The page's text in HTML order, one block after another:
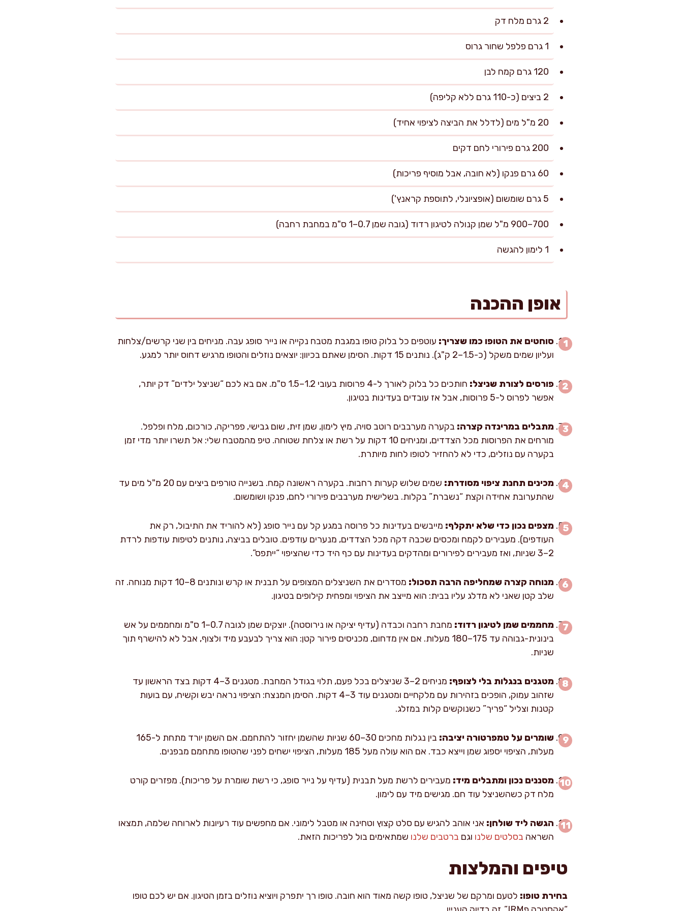
2 גרם מלח דק
1 גרם פלפל שחור גרוס
120 גרם קמח לבן
2 ביצים (כ-110 גרם ללא קליפה)
20 מ"ל מים (לדלל את הביצה לציפוי אחיד)
200 גרם פירורי לחם דקים
60 גרם פנקו (לא חובה, אבל מוסיף פריכות)
5 גרם שומשום (אופציונלי, לתוספת קראנץ')
700–900 מ"ל שמן קנולה לטיגון רדוד (גובה שמן 0.7–1 ס"מ במחבת רחבה)
1 לימון להגשה
אופן ההכנה
סוחטים את הטופו כמו שצריך: עוטפים כל בלוק טופו במגבת מטבח נקייה או נייר סופג עבה. מניחים בין שני קרשים/צלחות
ועליון שמים משקל (כ-1.5–2 ק"ג). נותנים 15 דקות. הסימן שאתם בכיוון: יוצאים נוזלים והטופו מרגיש דחוס יותר למגע.
פורסים לצורת שניצל:
חותכים כל בלוק לאורך ל-4 פרוסות בעובי 1.2–1.5 ס"מ. אם בא לכם “שניצל ילדים” דק יותר,
אפשר לפרוס ל-5 פרוסות, אבל אז עובדים בעדינות בטיגון.
מתבלים במרינדה קצרה: בקערה מערבבים רוטב סויה, מיץ לימון, שמן זית, שום גבישי, פפריקה, כורכום, מלח ופלפל.
מורחים את הפרוסות מכל הצדדים, ומניחים 10 דקות על רשת או צלחת שטוחה. טיפ מהמטבח שלי: אל תשרו יותר מדי זמן
בקערה עם נוזלים, כדי לא להחזיר לטופו לחות מיותרת.
מכינים תחנת ציפוי מסודרת:
שמים שלוש קערות רחבות. בקערה ראשונה קמח. בשנייה טורפים ביצים עם 20 מ"ל מים עד
שהתערובת אחידה וקצת “נשברת” בקלות. בשלישית מערבבים פירורי לחם, פנקו ושומשום.
מצפים נכון כדי שלא יתקלף: מייבשים בעדינות כל פרוסה במגע קל עם נייר סופג (לא להוריד את התיבול, רק את
העודפים). מעבירים לקמח ומכסים שכבה דקה מכל הצדדים, מנערים עודפים. טובלים בביצה, נותנים לטיפות עודפות לרדת
2–3 שניות, ואז מעבירים לפירורים ומהדקים בעדינות עם כף היד כדי שהציפוי “ייתפס”.
מנוחה קצרה שמחליפה הרבה תסכול:
מסדרים את השניצלים המצופים על תבנית או קרש ונותנים 8–10 דקות מנוחה. זה
שלב קטן שאני לא מדלג עליו בבית: הוא מייצב את הציפוי ומפחית קילופים בטיגון.
מחממים שמן לטיגון רדוד:
מחבת רחבה וכבדה (עדיף יציקה או נירוסטה). יוצקים שמן לגובה 0.7–1 ס"מ ומחממים על אש
בינונית-גבוהה עד 175–180 מעלות. אם אין מדחום, מכניסים פירור קטן: הוא צריך לבעבע מיד ולצוף, אבל לא להישרף תוך
שניות.
מטגנים בנגלות בלי לצופף:
מניחים 2–3 שניצלים בכל פעם, תלוי בגודל המחבת. מטגנים 3–4 דקות בצד הראשון עד
שזהוב עמוק, הופכים בזהירות עם מלקחיים ומטגנים עוד 3–4 דקות. הסימן המנצח: הציפוי נראה יבש וקשיח, עם בועות
קטנות וצליל “פריך” כשנוקשים קלות במזלג.
שומרים על טמפרטורה יציבה:
בין נגלות מחכים 30–60 שניות שהשמן יחזור להתחמם. אם השמן יורד מתחת ל-165
מעלות, הציפוי יספוג שמן וייצא כבד. אם הוא עולה מעל 185 מעלות, הציפוי ישחים לפני שהטופו מתחמם מבפנים.
מסננים נכון ומתבלים מיד: מעבירים לרשת מעל תבנית (עדיף על נייר סופג, כי רשת שומרת על פריכות). מפזרים קורט
מלח דק כשהשניצל עוד חם. מגישים מיד עם לימון.
הגשה ליד שולחן: אני אוהב להגיש עם סלט קצוץ וטחינה או מטבל לימוני. אם מחפשים עוד רעיונות לארוחה שלמה, תמצאו
השראה בסלטים שלנו וגם ברטבים שלנו שמתאימים בול לפריכות הזאת.
טיפים והמלצות
בחירת טופו: לטעם ומרקם של שניצל, טופו קשה מאוד הוא חובה. טופו רך יתפרק ויוציא נוזלים בזמן הטיגון. אם יש לכם טופו